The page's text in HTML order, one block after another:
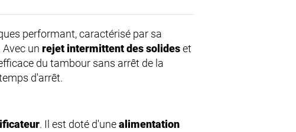
performant, caractérisé par sa
un rejet intermittent des solideset
du tambour sans arrêt de la
d'arrêt.
. Il est doté d'unealimentation